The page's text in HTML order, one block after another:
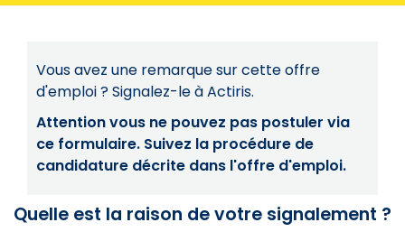
Vous avez une remarque sur cette offre
d'emploi ? Signalez-le à Actiris.
Attention vous ne pouvez pas postuler via
ce formulaire. Suivez la procédure de
candidature décrite dans l'offre d'emploi.
Quelle est la raison de votre signalement ?